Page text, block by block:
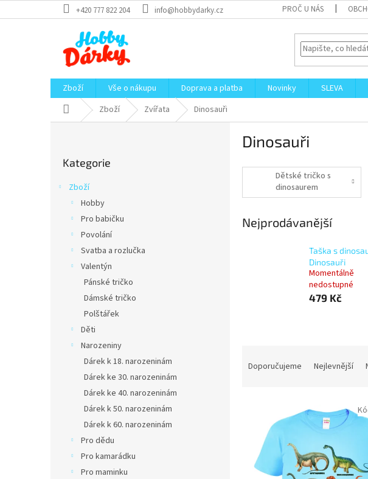
na
+420 777 822 204 info@hobbydarky.cz PROČ U NÁS
Zboží Vše o nákupu Doprava a platba Novinky SLEVA
Domů Zboží Zvířata Dinosauři
kategorie
Kategorie
Zboží
Hobby
Pro babičku
Povolání
Svatba a rozlučka
Valentýn
Pánské tričko
Dámské tričko
Polštářek
Děti
Narozeniny
Dárek k 18. narozeninám
Dárek ke 30. narozeninám
Dárek ke 40. narozeninám
Dárek k 50. narozeninám
Dárek k 60. narozeninám
Pro dědu
Pro kamarádku
Pro maminku
Dinosauři
Dětské tričko s
dinosaurem
Nejprodávanější
Taška s
Dinosauři
Momentálně
nedostupné
479 Kč
Doporučujeme Nejlevnější